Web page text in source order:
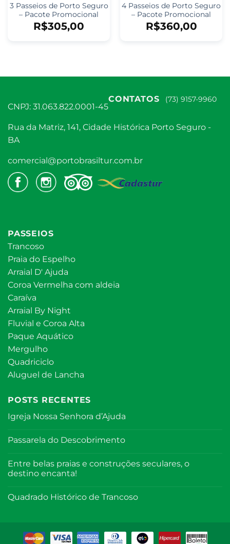
3 Passeios de Porto Seguro
– Pacote Promocional
R$305,00
4 Passeios de Porto Seguro
– Pacote Promocional
R$360,00
CONTATOS (73) 9157-9960
CNPJ: 31.063.822.0001-45
Rua da Matriz, 141, Cidade Histórica Porto Seguro -
BA
comercial@portobrasiltur.com.br
PASSEIOS
Trancoso
Praia do Espelho
Arraial D' Ajuda
Coroa Vermelha com aldeia
Caraíva
Arraial By Night
Fluvial e Coroa Alta
Paque Aquático
Mergulho
Quadriciclo
Aluguel de Lancha
POSTS RECENTES
Igreja Nossa Senhora d’Ajuda
Passarela do Descobrimento
Entre belas praias e construções seculares, o
destino encanta!
Quadrado Histórico de Trancoso